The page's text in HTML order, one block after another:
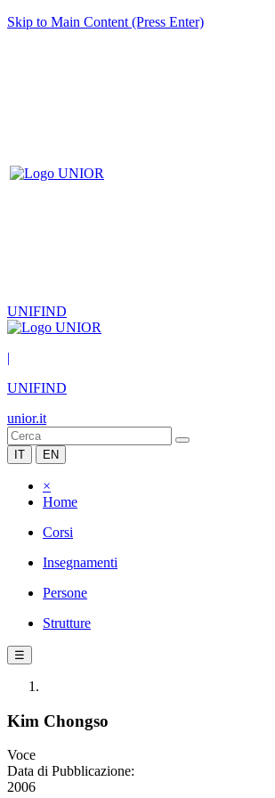
Skip to Main Content (Press Enter)
UNIFIND
|
UNIFIND
unior.it
IT EN
×
Home
Corsi
Insegnamenti
Persone
Strutture
☰
Kim Chongso
Voce
Data di Pubblicazione:
2006